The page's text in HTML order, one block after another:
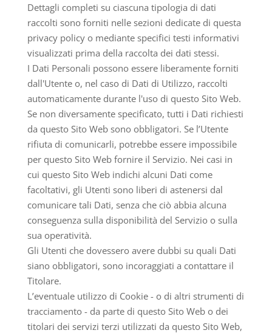
Dettagli completi su ciascuna tipologia di dati
raccolti sono forniti nelle sezioni dedicate di questa
privacy policy o mediante specifici testi informativi
visualizzati prima della raccolta dei dati stessi.
I Dati Personali possono essere liberamente forniti
dall'Utente o, nel caso di Dati di Utilizzo, raccolti
automaticamente durante l'uso di questo Sito Web.
Se non diversamente specificato, tutti i Dati richiesti
da questo Sito Web sono obbligatori. Se l’Utente
rifiuta di comunicarli, potrebbe essere impossibile
per questo Sito Web fornire il Servizio. Nei casi in
cui questo Sito Web indichi alcuni Dati come
facoltativi, gli Utenti sono liberi di astenersi dal
comunicare tali Dati, senza che ciò abbia alcuna
conseguenza sulla disponibilità del Servizio o sulla
sua operatività.
Gli Utenti che dovessero avere dubbi su quali Dati
siano obbligatori, sono incoraggiati a contattare il
Titolare.
L’eventuale utilizzo di Cookie - o di altri strumenti di
tracciamento - da parte di questo Sito Web o dei
titolari dei servizi terzi utilizzati da questo Sito Web,